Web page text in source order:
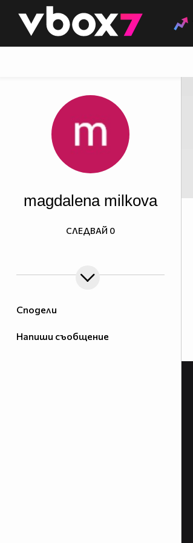
👾
Сподели
Напиши съобщение
magdalena milkova
СЛЕДВАЙ 0